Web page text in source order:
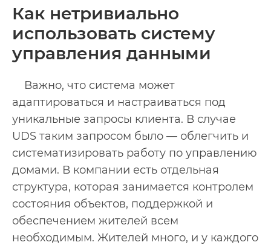
Как нетривиально
использовать систему
управления данными
Важно, что система может
адаптироваться и настраиваться под
уникальные запросы клиента. В случае
UDS таким запросом было — облегчить и
систематизировать работу по управлению
домами. В компании есть отдельная
структура, которая занимается контролем
состояния объектов, поддержкой и
обеспечением жителей всем
необходимым. Жителей много, и у каждого